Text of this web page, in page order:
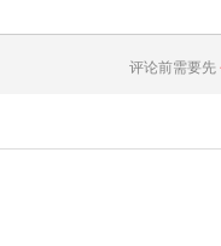
评论前需要先